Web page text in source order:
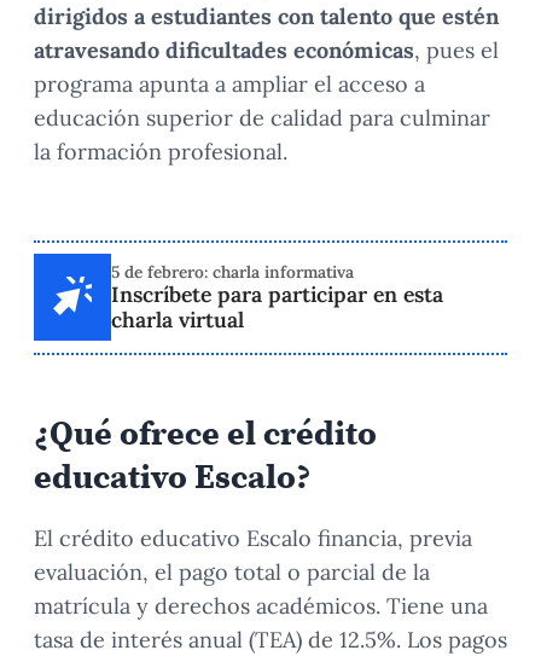
dirigidos a estudiantes con talento que estén
atravesando dificultades económicas, pues el
programa apunta a ampliar el acceso a
educación superior de calidad para culminar
la formación profesional.
5 de febrero: charla informativa
Inscríbete para participar en esta
charla virtual
¿Qué ofrece el crédito
educativo Escalo?
El crédito educativo Escalo financia, previa
evaluación, el pago total o parcial de la
matrícula y derechos académicos. Tiene una
tasa de interés anual (TEA) de 12.5%. Los pagos